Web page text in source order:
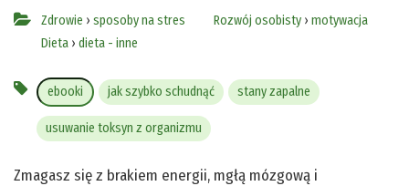
Zdrowie › sposoby na stres
Dieta › dieta - inne
Rozwój osobisty › motywacja
ebooki jak szybko schudnąć stany zapalne
usuwanie toksyn z organizmu
Zmagasz się z brakiem energii, mgłą mózgową i